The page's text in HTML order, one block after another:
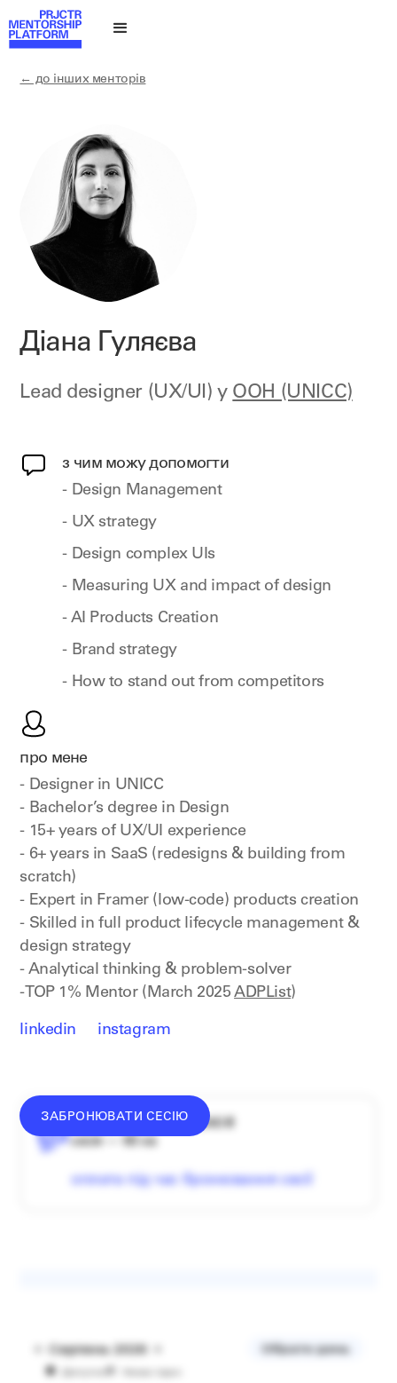
← до інших менторів
Діана Гуляєва
Lead designer (UX/UI) у ООН (UNICC)
з чим можу допомогти
- Design Management
- UX strategy
- Design complex UIs
- Measuring UX and impact of design
- AI Products Creation
- Brand strategy
- How to stand out from competitors
про мене
- Designer in UNICC
- Bachelor’s degree in Design
- 15+ years of UX/UI experience
- 6+ years in SaaS (redesigns & building from
scratch)
- Expert in Framer (low-code) products creation
- Skilled in full product lifecycle management &
design strategy
- Analytical thinking & problem-solver
-TOP 1% Mentor (March 2025ADPList)
linkedin instagram
ЗАБРОНЮВАТИ СЕСІЮ
середній донат — 1340 ₴
сесія — 60 хв
оплата під час бронювання сесії